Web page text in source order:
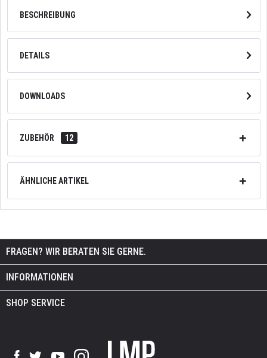
BESCHREIBUNG
DETAILS
DOWNLOADS
ZUBEHÖR 12
ÄHNLICHE ARTIKEL
FRAGEN? WIR BERATEN SIE GERNE.
INFORMATIONEN
SHOP SERVICE